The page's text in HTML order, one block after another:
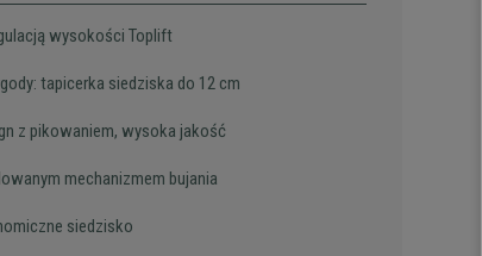
wysokości Toplift
tapicerka siedziska do 12 cm
z pikowaniem, wysoka jakość
mechanizmem bujania
siedzisko